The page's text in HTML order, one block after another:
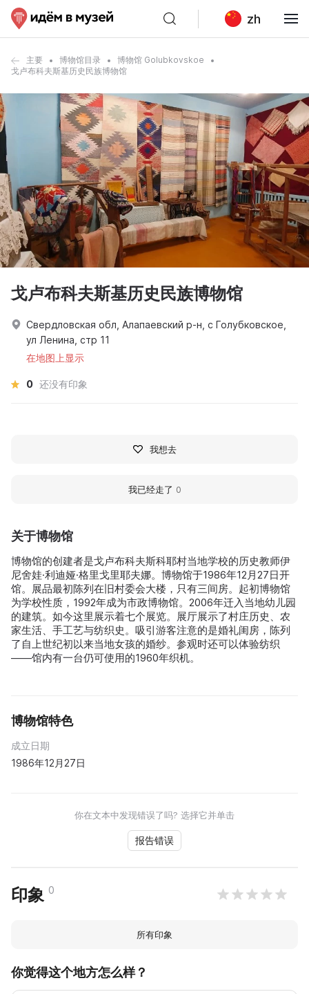
zh
主要 博物馆目录
博物馆 Golubkovskoe
戈卢布科夫斯基历史民族博物馆
关于博物馆
博物馆的创建者是戈卢布科夫斯科耶村当地学校的历史教师伊
尼舍娃·利迪娅·格里戈里耶夫娜。博物馆于1986年12月27日开
馆。展品最初陈列在旧村委会大楼，只有三间房。起初博物馆
为学校性质，1992年成为市政博物馆。2006年迁入当地幼儿园
的建筑。如今这里展示着七个展览。展厅展示了村庄历史、农
家生活、手工艺与纺织史。吸引游客注意的是婚礼闺房，陈列
了自上世纪初以来当地女孩的婚纱。参观时还可以体验纺织
——馆内有一台仍可使用的1960年织机。
博物馆特色
成立日期
1986年12月27日
你在文本中发现错误了吗? 选择它并单击
报告错误
印象 0
所有印象
你觉得这个地方怎么样？
戈卢布科夫斯基历史民族博物馆
Свердловская обл, Алапаевский р-н, с Голубковское,
ул Ленина, стр 11
在地图上显示
0 还没有印象
我想去
我已经走了 0